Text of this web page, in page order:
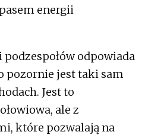
energii
podzespołów odpowiada
pozornie jest taki sam
Jest to
ale z
które pozwalają na